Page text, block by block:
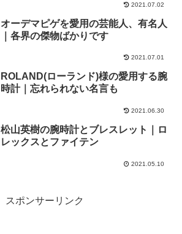
2021.07.02
オーデマピゲを愛用の芸能人、有名人
｜各界の傑物ばかりです
2021.07.01
ROLAND(ローランド)様の愛用する腕
時計｜忘れられない名言も
2021.06.30
松山英樹の腕時計とブレスレット｜ロ
レックスとファイテン
2021.05.10
スポンサーリンク